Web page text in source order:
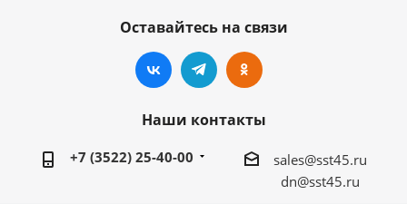
Оставайтесь на связи
Наши контакты
+7 (3522) 25-40-00
sales@sst45.ru
dn@sst45.ru